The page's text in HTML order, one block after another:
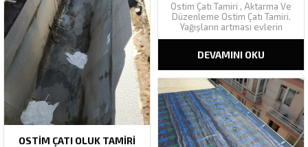
OSTIM ÇATI OLUK TAMIRI
Ostim Çatı Tamiri , Aktarma Ve
Düzenleme Ostim Çatı Tamiri.
Yağışların artması evlerin
çatılarının da güvenilir olup
gündeme getirmektedir. Biz
firma olarak yapıların çatılarını
düzenleme ve sağlıklı bir
şekilde yapıya zarar vermeden
onarımını yapmakla kendimizi
sorumlu hissetmekteyiz....
DEVAMINI OKU